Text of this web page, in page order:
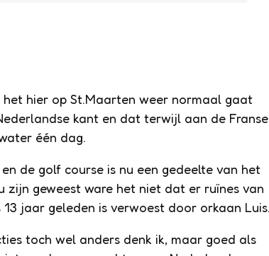
hier op St.Maarten weer normaal gaat
kant en dat terwijl aan de Franse
één dag.
de golf course is nu een gedeelte van het
zijn geweest ware het niet dat er ruïnes van
jaar geleden is verwoest door orkaan
toch wel anders denk ik, maar goed als